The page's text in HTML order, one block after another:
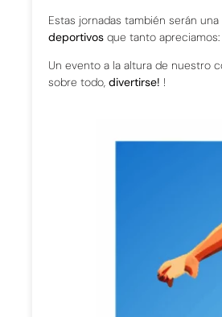
Estas jornadas también serán
deportivos que tanto
Un evento a la altura de nuestro
sobre todo,divertirse! !